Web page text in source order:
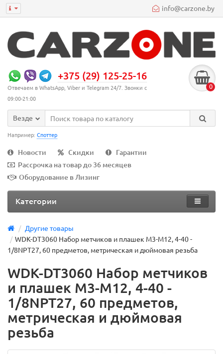
info@carzone.by
+375 (29) 125-25-16
Отвечаем в WhatsApp, Viber и Telegram 24/7. Звонки с
09:00-21:00
0
Везде
Например: Споттер
Новости Скидки
Гарантии
Рассрочка на товар до 36 месяцев
Оборудование в Лизинг
Категории
Другие товары
WDK-DT3060 Набор метчиков и плашек М3-М12, 4-40 -
1/8NPT27, 60 предметов, метрическая и дюймовая резьба
WDK-DT3060 Набор метчиков
и плашек М3-М12, 4-40 -
1/8NPT27, 60 предметов,
метрическая и дюймовая
резьба